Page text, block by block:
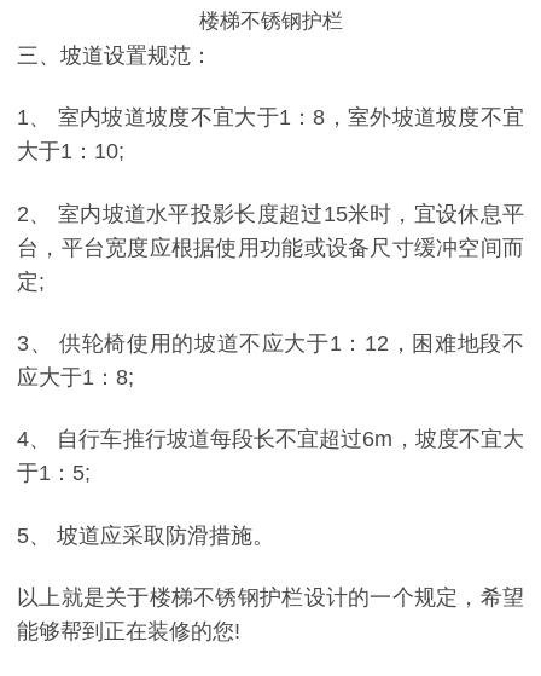
楼梯不锈钢护栏
三、坡道设置规范：
1、 室内坡道坡度不宜大于1：8，室外坡道坡度不宜
大于1：10;
2、 室内坡道水平投影长度超过15米时，宜设休息平
台，平台宽度应根据使用功能或设备尺寸缓冲空间而
定;
3、 供轮椅使用的坡道不应大于1：12，困难地段不
应大于1：8;
4、 自行车推行坡道每段长不宜超过6m，坡度不宜大
于1：5;
5、 坡道应采取防滑措施。
以上就是关于楼梯不锈钢护栏设计的一个规定，希望
能够帮到正在装修的您!